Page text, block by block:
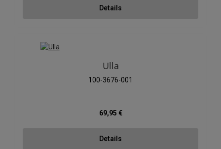
Details
Ulla
100-3676-001
Regulärer Preis:
69,95 €
Details